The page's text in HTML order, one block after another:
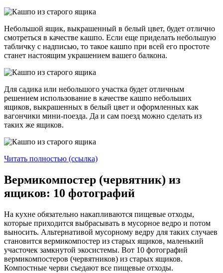
Небольшой ящик, выкрашенный в белый цвет, будет отлично
смотреться в качестве кашпо. Если еще приделать небольшую
табличку с надписью, то такое кашпо при всей его простоте
станет настоящим украшением вашего балкона.
Для садика или небольшого участка будет отличным
решением использование в качестве кашпо небольших
ящиков, выкрашенных в белый цвет и оформленных как
вагончики мини-поезда. Да и сам поезд можно сделать из
таких же ящиков.
Читать полностью (ссылка)
Вермикомпостер (червятник) из
ящиков: 10 фотографий
На кухне обязательно накапливаются пищевые отходы,
которые приходится выбрасывать в мусорное ведро и потом
выносить. Альтернативой мусорному ведру для таких случаев
становится вермикомпостер из старых ящиков, маленький
участочек замкнутой экосистемы. Вот 10 фотографий
вермикомпостеров (червятников) из старых ящиков.
Компостные черви съедают все пищевые отходы.